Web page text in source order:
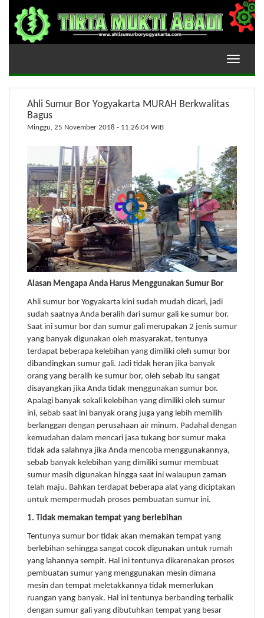
Toggle
Ahli Sumur Bor Yogyakarta MURAH Berkwalitas
Bagus
Minggu, 25 November 2018 - 11:26:04 WIB
Alasan Mengapa Anda Harus Menggunakan Sumur Bor
Ahli sumur bor Yogyakarta kini sudah mudah dicari, jadi
sudah saatnya Anda beralih dari sumur gali ke sumur bor.
Saat ini sumur bor dan sumur gali merupakan 2 jenis sumur
yang banyak digunakan oleh masyarakat, tentunya
terdapat beberapa kelebihan yang dimiliki oleh sumur bor
dibandingkan sumur gali. Jadi tidak heran jika banyak
orang yang beralih ke sumur bor, oleh sebab itu sangat
disayangkan jika Anda tidak menggunakan sumur bor.
Apalagi banyak sekali kelebihan yang dimiliki oleh sumur
ini, sebab saat ini banyak orang juga yang lebih memilih
berlanggan dengan perusahaan air minum. Padahal dengan
kemudahan dalam mencari jasa tukang bor sumur maka
tidak ada salahnya jika Anda mencoba menggunakannya,
sebab banyak kelebihan yang dimiliki sumur membuat
sumur masih digunakan hingga saat ini walaupun zaman
telah maju. Bahkan terdapat beberapa alat yang diciptakan
untuk mempermudah proses pembuatan sumur ini.
1. Tidak memakan tempat yang berlebihan
Tentunya sumur bor tidak akan memakan tempat yang
berlebihan sehingga sangat cocok digunakan untuk rumah
yang lahannya sempit. Hal ini tentunya dikarenakan proses
pembuatan sumur yang menggunakan mesin dimana
mesin dan tempat meletakkannya tidak memerlukan
ruangan yang banyak. Hal ini tentunya berbanding terbalik
dengan sumur gali yang dibutuhkan tempat yang besar